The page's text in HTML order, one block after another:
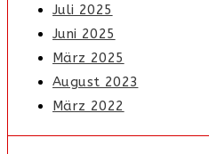
Juli 2025
Juni 2025
März 2025
August 2023
März 2022